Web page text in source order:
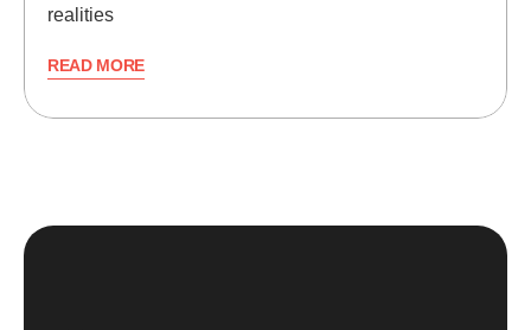
realities
READ MORE